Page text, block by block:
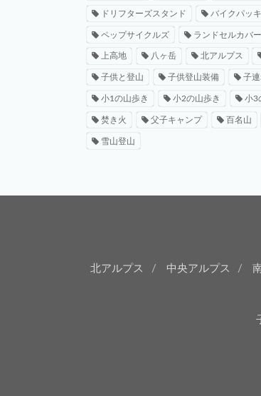
ドリフターズスタンド バイクパッ
ペップサイクルズ ランドセルカバー
上高地 八ヶ岳 北アルプス
子供と登山 子供登山装備 子
小1の山歩き 小2の山歩き 小3
焚き火 父子キャンプ 百名山
雪山登山
北アルプス
中央アルプス